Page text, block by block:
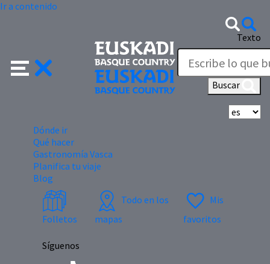
Ir a contenido
Texto
Buscar
Dónde ir
Qué hacer
Gastronomía Vasca
Planifica tu viaje
Blog
Folletos
Todo en los
mapas
Mis
favoritos
Síguenos